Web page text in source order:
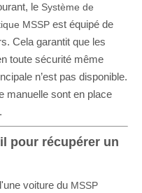
le Système de
MSSP est équipé de
Cela garantit que les
toute sécurité même
n’est pas disponible.
manuelle sont en place
pour récupérer un
voiture du MSSP